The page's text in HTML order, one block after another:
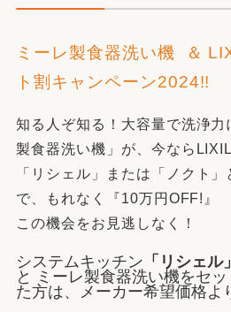
ミーレ製食器洗い機 ＆
ト割キャンペーン2024!!
知る人ぞ知る！大容量で洗浄力
製食器洗い機」が、今なら
「リシェル」または「ノクト
で、もれなく『10万円OFF!』
この機会をお見逃しなく！
システムキッチン 「リシェル」
と ミーレ製食器洗い機をセ
た方は、メーカー希望価格よ